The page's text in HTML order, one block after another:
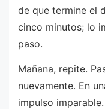
de que termine el
cinco minutos; lo
paso.
Mañana, repite.
nuevamente. En
impulso